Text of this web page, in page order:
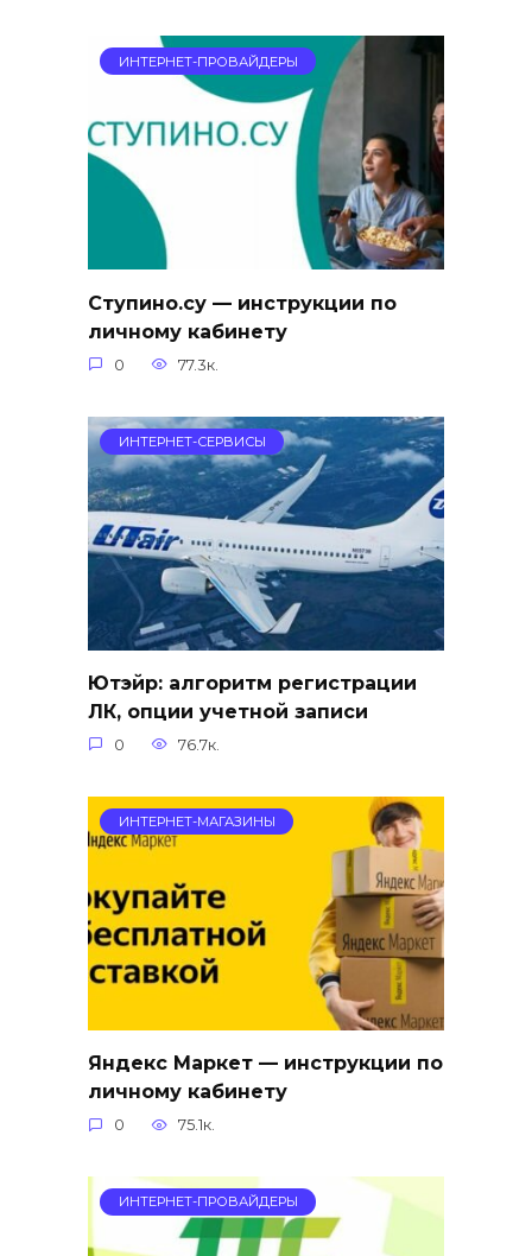
ИНТЕРНЕТ-ПРОВАЙДЕРЫ
Ступино.су — инструкции по
личному кабинету
0 77.3к.
ИНТЕРНЕТ-СЕРВИСЫ
Ютэйр: алгоритм регистрации
ЛК, опции учетной записи
0 76.7к.
ИНТЕРНЕТ-МАГАЗИНЫ
Яндекс Маркет — инструкции по
личному кабинету
0 75.1к.
ИНТЕРНЕТ-ПРОВАЙДЕРЫ